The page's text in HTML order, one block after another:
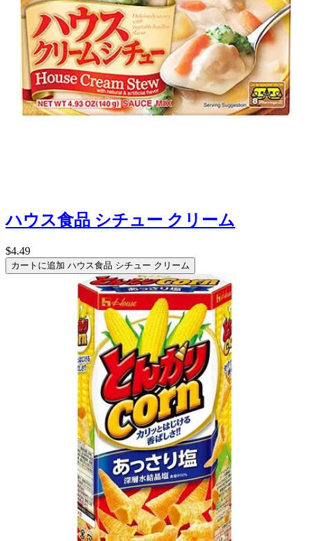
ハウス食品 シチュー クリーム
$4.49
カートに追加 ハウス食品 シチュー クリーム